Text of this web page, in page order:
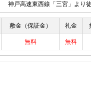
神戸高速東西線「三宮」より
敷金（保証金） 礼金
無料 無料